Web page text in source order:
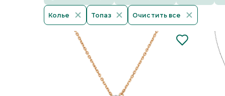
Колье Топаз Очистить все